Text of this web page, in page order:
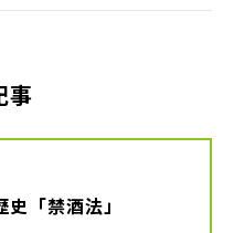
事
「禁酒法」